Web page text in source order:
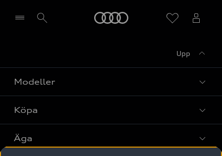
Upp
Modeller
Alla modeller
Elbilar
Köpa
Privaterbjudanden
Äga